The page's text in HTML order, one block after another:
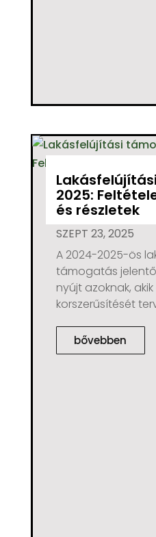
2025:
és részletek
SZEPT 23, 2025
A 2024-2025-ös
támogatás
nyújt azoknak,
korszerűsítését
bővebben